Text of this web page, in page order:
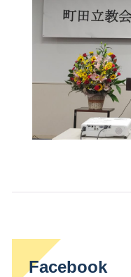
Facebook